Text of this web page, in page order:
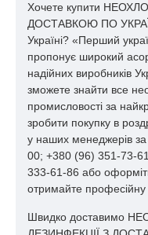
вирішить всі Ваші
Зверніться до відділу
ЗАМОВИТИ ДОСТАВКУ
№
ц /
Найменування
засоби
Хочете купити
ДОСТАВКОЮ ПО
Україні? «Перший
пропонує широкий
надійних виробників
зможете знайти все
промисловості за
зробити покупку в
у наших менеджерів
00; +380 (96) 351-73-
333-61-86 або
отримайте професійну
Швидко доставимо